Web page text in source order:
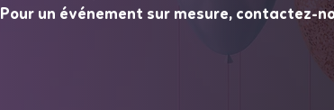
Pour un événement sur mesure, contactez-